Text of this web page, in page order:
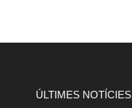
ÚLTIMES NOTÍCIES